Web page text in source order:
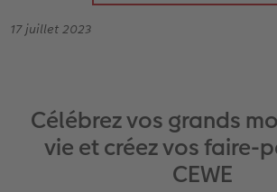
Livre photo Carré
Album photo lin ou cuir
Album photo souple
Poster photo
Lot de photos
Boite photo souvenirs
Photo sous plexi
Cadres photo
Pêle-mêle photos
Tirages créatifs
Magnets photo
Cartes de
Carte postale
Faire-part avec photo
17 juillet 2023
Célébrez vos grands
vie et créez vos faire-
CEWE